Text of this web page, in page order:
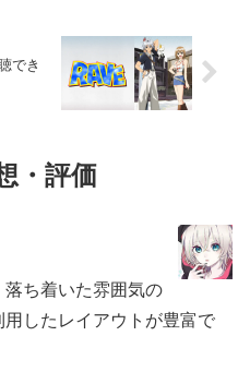
でき
・評価
ち着いた雰囲気の
したレイアウトが豊富で